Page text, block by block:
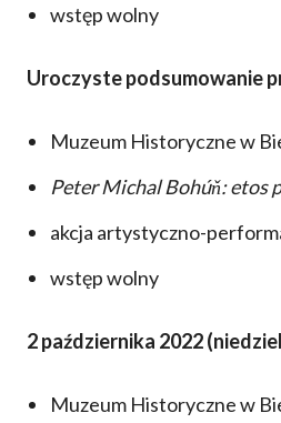
wstęp wolny
Uroczyste podsumowanie
Muzeum Historyczne w
Peter Michal Bohúň: etos
akcja artystyczno-
wstęp wolny
2 października 2022
Muzeum Historyczne w